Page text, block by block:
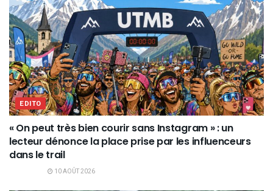
EDITO
« On peut très bien courir sans Instagram » : un
lecteur dénonce la place prise par les influenceurs
dans le trail
10 AOÛT 2026